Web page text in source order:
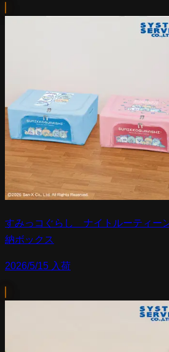
すみっコぐらし ナイトルーティー
納ボックス
2026/5/15 入荷